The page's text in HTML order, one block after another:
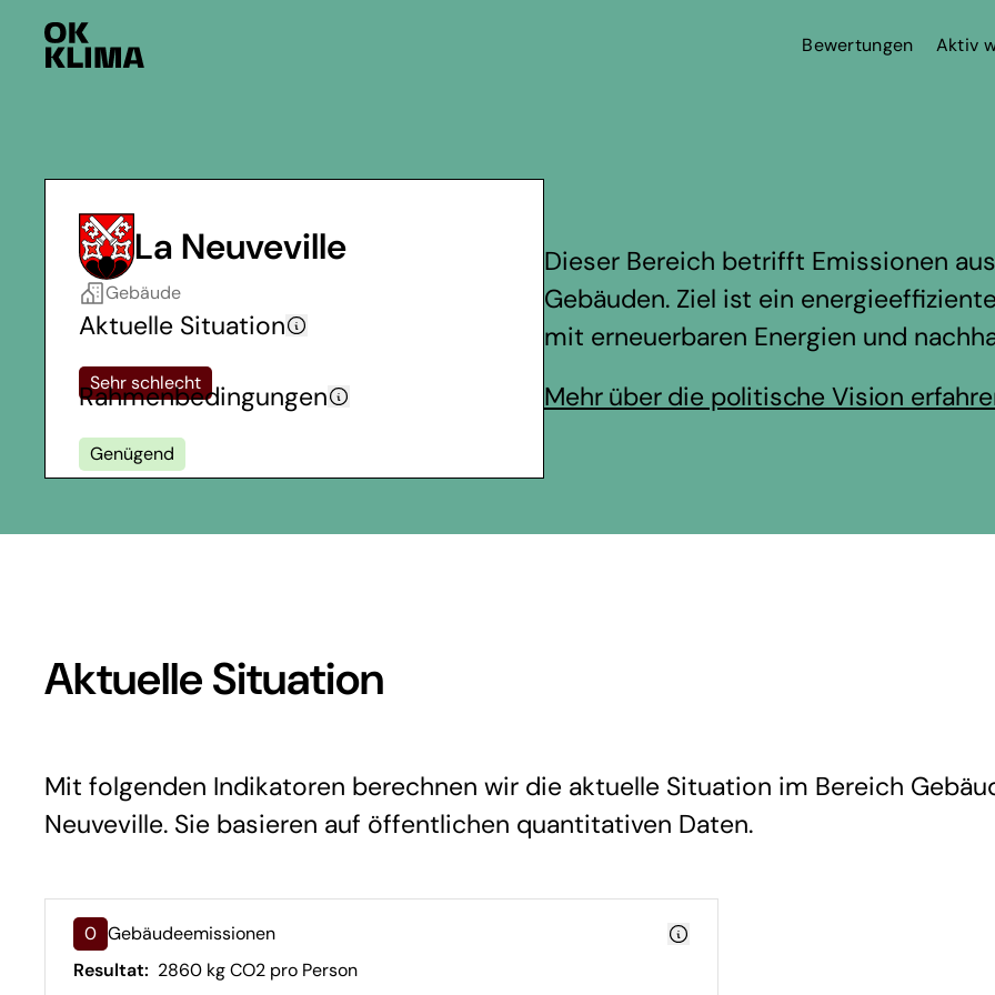
Bewertungen Aktiv
La Neuveville
Gebäude
Aktuelle Situation
Sehr schlecht
Rahmenbedingungen
Genügend
Dieser Bereich betrifft Emissionen
Gebäuden. Ziel ist ein
mit erneuerbaren Energien und
Mehr über die politische Vision
Aktuelle Situation
Mit folgenden Indikatoren berechnen wir die aktuelle Situation im Bereich
Neuveville. Sie basieren auf öffentlichen quantitativen Daten.
0 Gebäudeemissionen
Resultat: 2860 kg CO2 pro Person